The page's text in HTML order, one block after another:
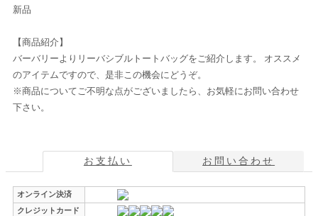
新品
【商品紹介】
バーバリーよりリーバシブルトートバッグをご紹介します。 オススメ
のアイテムですので、是非この機会にどうぞ。
※商品についてご不明な点がございましたら、お気軽にお問い合わせ
下さい。
お支払い お問い合わせ
オンライン決済
クレジットカード